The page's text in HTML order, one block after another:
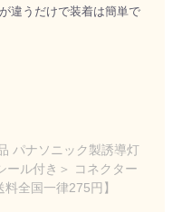
違うだけで装着は簡単で
パナソニック製誘導灯
ール付き＞ コネクター
全国一律275円】